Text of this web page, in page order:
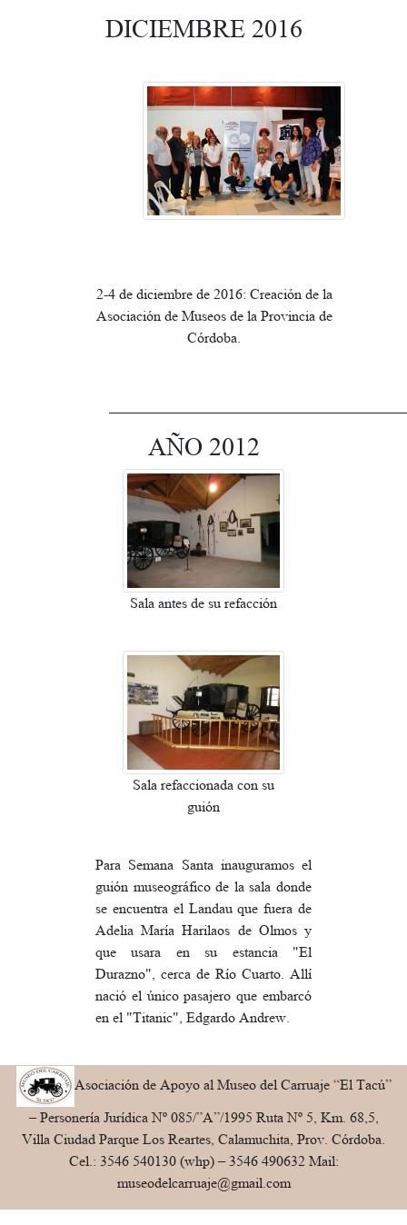
DICIEMBRE 2016
2-4 de diciembre de 2016: Creación de la
Asociación de Museos de la Provincia de
Córdoba.
AÑO 2012
Sala antes de su refacción
Sala refaccionada con su
guión
Para Semana Santa inauguramos el
guión museográfico de la sala donde
se encuentra el Landau que fuera de
Adelia María Harilaos de Olmos y
que usara en su estancia "El
Durazno", cerca de Río Cuarto. Allí
nació el único pasajero que embarcó
en el "Titanic", Edgardo Andrew.
Asociación de Apoyo al Museo del Carruaje “El Tacú”
– Personería Jurídica Nº 085/”A”/1995 Ruta Nº 5, Km. 68,5,
Villa Ciudad Parque Los Reartes, Calamuchita, Prov. Córdoba.
Cel.: 3546 540130 (whp) – 3546 490632 Mail:
museodelcarruaje@gmail.com